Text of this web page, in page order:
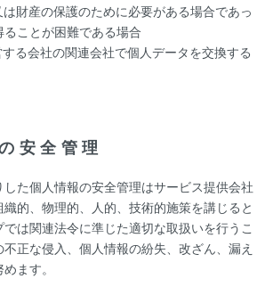
財産の保護のために必要がある場合であっ
ことが困難である場合
る会社の関連会社で個人データを交換する
安全管理
た個人情報の安全管理はサービス提供会社
的、物理的、人的、技術的施策を講じると
は関連法令に準じた適切な取扱いを行うこ
正な侵入、個人情報の紛失、改ざん、漏え
ます。